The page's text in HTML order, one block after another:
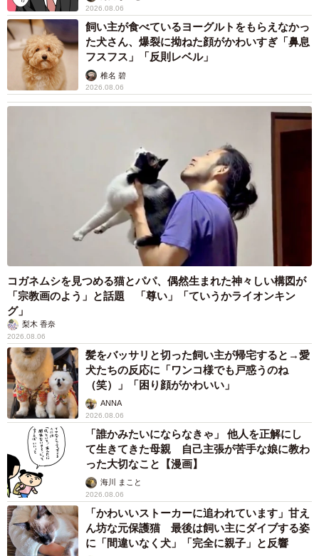
2026.08.06
飼い主が食べているヨーグルトをもらえなかっ
た犬さん、爆裂に拗ねた顔がかわいすぎ「鼻息
フスフス」「反則レベル」
椎名 碧
2026.08.06
コガネムシを見つめる猫とパパ、偶然生まれた神々しい構図が
「宗教画のよう」と話題 「尊い」「ていうかライオンキン
グ」
梨木 香奈
2026.08.06
髪をバッサリと切った飼い主が帰宅すると→愛
犬たちの反応に「ワンコ様でも戸惑うのね
（笑）」「困り顔がかわいい」
ANNA
2026.08.06
「誰かみたいにならなきゃ」 他人を正解にし
て生きてきた母親 自己主張が苦手な娘に教わ
った大切なこと【漫画】
海川 まこと
2026.08.06
「かわいいストーカーに追われています」甘え
ん坊な元保護猫 最後は飼い主にダイブする姿
に「間違いなく犬」「完全に親子」と反響